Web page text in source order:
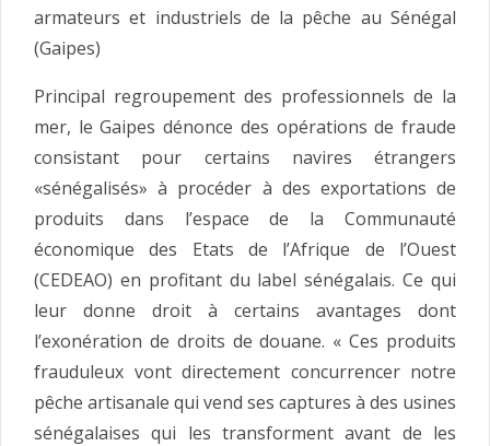
armateurs et industriels de la pêche au Sénégal
(Gaipes)
Principal regroupement des professionnels de la
mer, le Gaipes dénonce des opérations de fraude
consistant pour certains navires étrangers
«sénégalisés» à procéder à des exportations de
produits dans l’espace de la Communauté
économique des Etats de l’Afrique de l’Ouest
(CEDEAO) en profitant du label sénégalais. Ce qui
leur donne droit à certains avantages dont
l’exonération de droits de douane. « Ces produits
frauduleux vont directement concurrencer notre
pêche artisanale qui vend ses captures à des usines
sénégalaises qui les transforment avant de les